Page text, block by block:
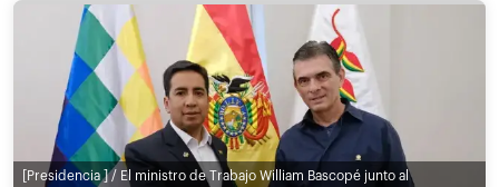
[Presidencia ] / El ministro de Trabajo William Bascopé junto al